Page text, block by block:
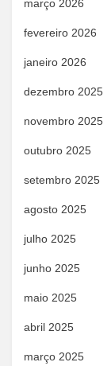
março 2026
fevereiro 2026
janeiro 2026
dezembro 2025
novembro 2025
outubro 2025
setembro 2025
agosto 2025
julho 2025
junho 2025
maio 2025
abril 2025
março 2025